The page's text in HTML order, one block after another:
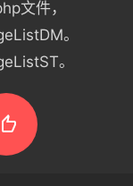
文件，
。
。